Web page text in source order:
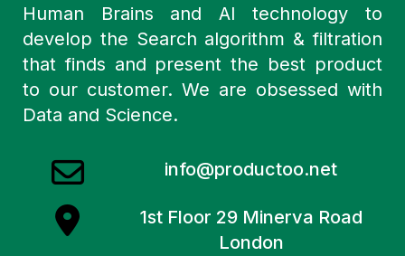
Human Brains and AI technology to
develop the Search algorithm & filtration
that finds and present the best product
to our customer. We are obsessed with
Data and Science.
info@productoo.net
1st Floor 29 Minerva Road
London